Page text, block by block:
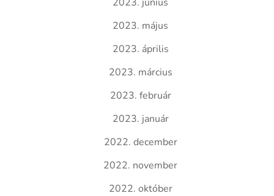
2023. május
2023. április
2023. március
2023. február
2023. január
2022. december
2022. november
2022. október